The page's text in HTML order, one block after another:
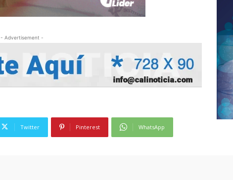
- Advertisement -
Twitter Pinterest WhatsApp